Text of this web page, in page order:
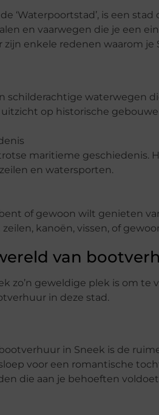
‘Waterpoortstad’, is een
en vaarwegen die je een
enkele redenen waarom
schilderachtige waterwegen
op historische
maritieme geschiedenis.
en watersporten.
of gewoon wilt genieten
zeilen, kanoën, vissen, of
ereld van b
zo’n geweldige plek is om te
in deze stad.
in Sneek is de
voor een romantische
die aan je behoeften